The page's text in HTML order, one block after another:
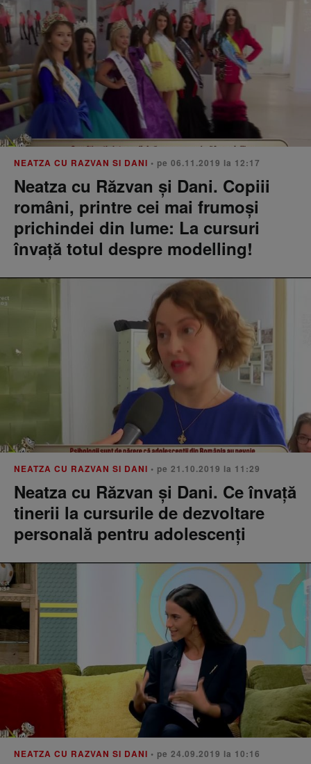
NEATZA CU RAZVAN SI DANI • pe 06.11.2019 la 12:17
Neatza cu Răzvan și Dani. Copiii
români, printre cei mai frumoși
prichindei din lume: La cursuri
învață totul despre modelling!
NEATZA CU RAZVAN SI DANI • pe 21.10.2019 la 11:29
Neatza cu Răzvan și Dani. Ce învață
tinerii la cursurile de dezvoltare
personală pentru adolescenți
NEATZA CU RAZVAN SI DANI • pe 24.09.2019 la 10:16